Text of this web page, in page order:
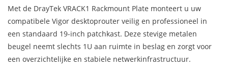
Met de DrayTek VRACK1 Rackmount Plate monteert u uw
compatibele Vigor desktoprouter veilig en professioneel in
een standaard 19-inch patchkast. Deze stevige metalen
beugel neemt slechts 1U aan ruimte in beslag en zorgt voor
een overzichtelijke en stabiele netwerkinfrastructuur.